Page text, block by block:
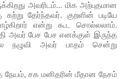
அவரிடம்... மிக அற்புதமான
தேர்ந்தவர். குறளின் படியே
என்று கூட சொல்லலாம்.
அவர் பேச பேச எனக்குள் இருந்த
நழுவி அவர் பாதம் சென்று
நேயம், சக மனிதரின் மீதான நேசம்